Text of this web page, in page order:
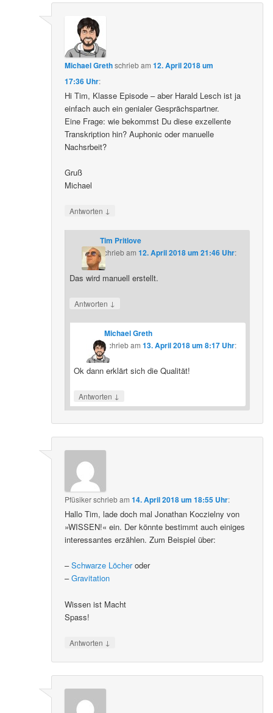
Michael Grethschriebam12. April 2018 um
17:36 Uhr:
Hi Tim, Klasse Episode – aber Harald Lesch ist ja
einfach auch ein genialer Gesprächspartner.
Eine Frage: wie bekommst Du diese exzellente
Transkription hin? Auphonic oder manuelle
Nachsrbeit?
Gruß
Michael
Antworten ↓
Tim Pritlove
schriebam 12. April 2018 um 21:46 Uhr:
Das wird manuell erstellt.
Antworten ↓
Michael Greth
schriebam13. April 2018 um 8:17 Uhr:
Ok dann erklärt sich die Qualität!
Antworten ↓
Pfüsikerschriebam14. April 2018 um 18:55 Uhr:
Hallo Tim, lade doch mal Jonathan Koczielny von
»WISSEN!« ein. Der könnte bestimmt auch einiges
interessantes erzählen. Zum Beispiel über:
–Schwarze Löcheroder
–Gravitation
Wissen ist Macht
Spass!
Antworten ↓